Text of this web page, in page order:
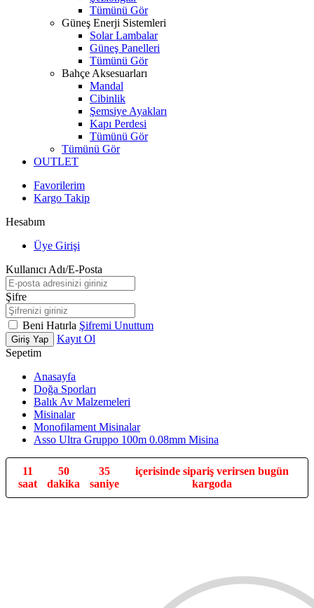
Tümünü Gör
Güneş Enerji Sistemleri
Solar Lambalar
Güneş Panelleri
Tümünü Gör
Bahçe Aksesuarları
Mandal
Cibinlik
Şemsiye Ayakları
Kapı Perdesi
Tümünü Gör
Tümünü Gör
OUTLET
Favorilerim
Kargo Takip
Hesabım
Üye Girişi
Kullanıcı Adı/E-Posta
Şifre
Beni Hatırla Şifremi Unuttum
Giriş Yap
Kayıt Ol
Sepetim
Anasayfa
Doğa Sporları
Balık Av Malzemeleri
Misinalar
Monofilament Misinalar
Asso Ultra Gruppo 100m 0.08mm Misina
11
saat
50
dakika
34
saniye
içerisinde sipariş verirsen bugün
kargoda